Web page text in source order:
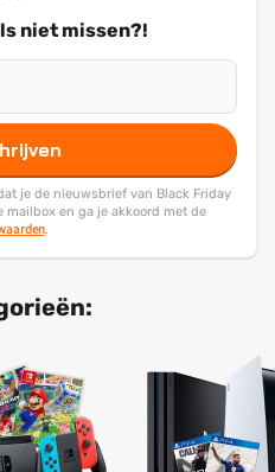
niet missen?!
je de nieuwsbrief van Black Friday
en ga je akkoord met de
.